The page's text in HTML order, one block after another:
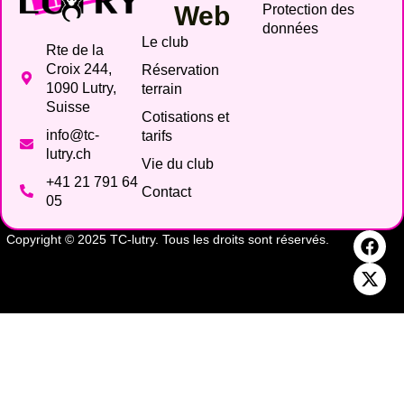
Rte de la
Croix 244,
1090 Lutry,
Suisse
info@tc-
lutry.ch
+41 21 791 64
05
Web
Le club
Réservation
terrain
Cotisations et
tarifs
Vie du club
Contact
Protection des
données
Copyright © 2025 TC-lutry. Tous les droits sont réservés.